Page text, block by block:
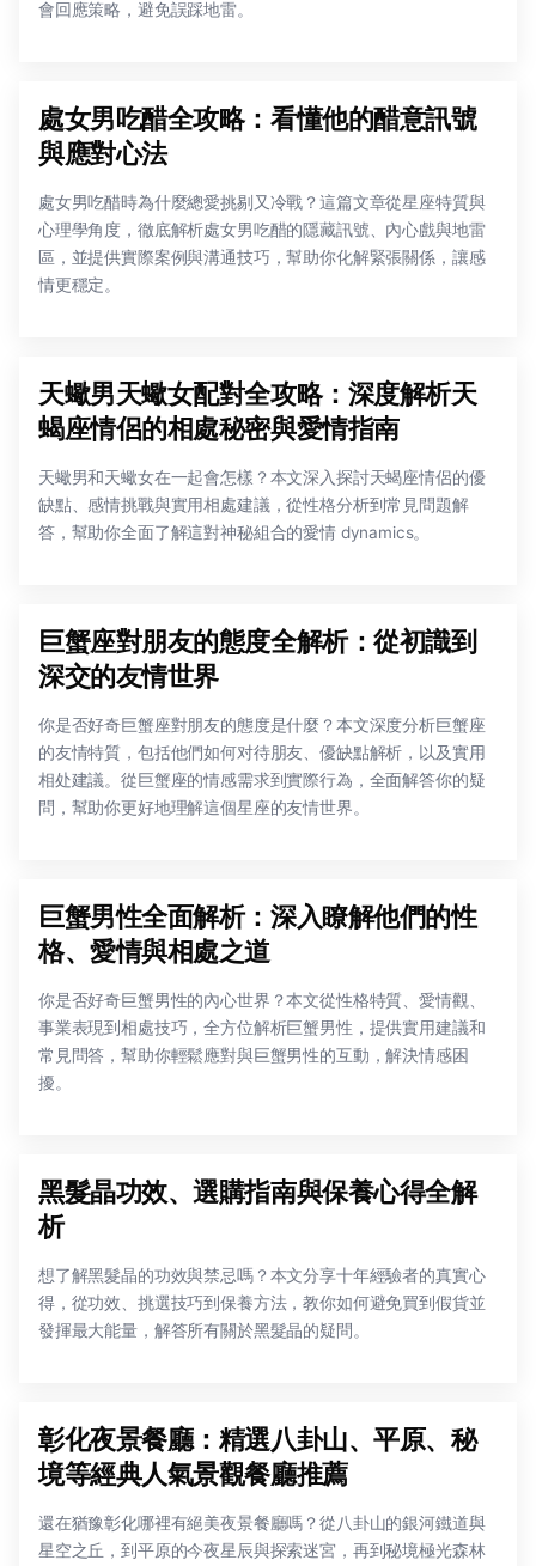
會回應策略，避免誤踩地雷。
處女男吃醋全攻略：看懂他的醋意訊號
與應對心法
處女男吃醋時為什麼總愛挑剔又冷戰？這篇文章從星座特質與
心理學角度，徹底解析處女男吃醋的隱藏訊號、內心戲與地雷
區，並提供實際案例與溝通技巧，幫助你化解緊張關係，讓感
情更穩定。
天蠍男天蠍女配對全攻略：深度解析天
蝎座情侶的相處秘密與愛情指南
天蠍男和天蠍女在一起會怎樣？本文深入探討天蝎座情侶的優
缺點、感情挑戰與實用相處建議，從性格分析到常見問題解
答，幫助你全面了解這對神秘組合的愛情 dynamics。
巨蟹座對朋友的態度全解析：從初識到
深交的友情世界
你是否好奇巨蟹座對朋友的態度是什麼？本文深度分析巨蟹座
的友情特質，包括他們如何对待朋友、優缺點解析，以及實用
相处建議。從巨蟹座的情感需求到實際行為，全面解答你的疑
問，幫助你更好地理解這個星座的友情世界。
巨蟹男性全面解析：深入瞭解他們的性
格、愛情與相處之道
你是否好奇巨蟹男性的內心世界？本文從性格特質、愛情觀、
事業表現到相處技巧，全方位解析巨蟹男性，提供實用建議和
常見問答，幫助你輕鬆應對與巨蟹男性的互動，解決情感困
擾。
黑髮晶功效、選購指南與保養心得全解
析
想了解黑髮晶的功效與禁忌嗎？本文分享十年經驗者的真實心
得，從功效、挑選技巧到保養方法，教你如何避免買到假貨並
發揮最大能量，解答所有關於黑髮晶的疑問。
彰化夜景餐廳：精選八卦山、平原、秘
境等經典人氣景觀餐廳推薦
還在猶豫彰化哪裡有絕美夜景餐廳嗎？從八卦山的銀河鐵道與
星空之丘，到平原的今夜星辰與探索迷宮，再到秘境極光森林